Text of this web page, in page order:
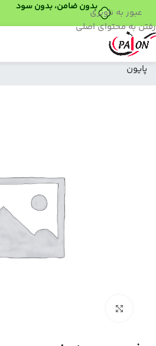
عبور به ناوبری
رفتن به محتوای اصلی
فروشگاه
پایون